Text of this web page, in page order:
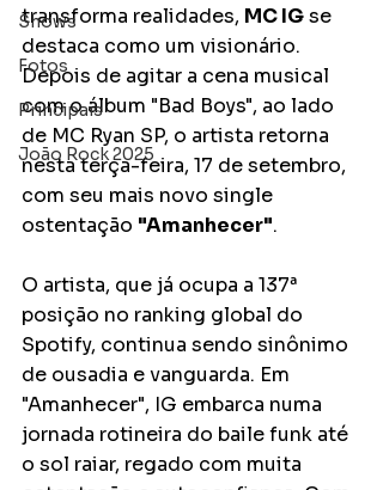
Shows
Fotos
Principais
João Rock 2025
transforma realidades, MC IG se
destaca como um visionário.
Depois de agitar a cena musical
com o álbum "Bad Boys", ao lado
de MC Ryan SP, o artista retorna
nesta terça-feira, 17 de setembro,
com seu mais novo single
ostentação "Amanhecer".
O artista, que já ocupa a 137ª
posição no ranking global do
Spotify, continua sendo sinônimo
de ousadia e vanguarda. Em
"Amanhecer", IG embarca numa
jornada rotineira do baile funk até
o sol raiar, regado com muita